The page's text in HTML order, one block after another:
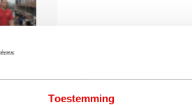
Toestemming